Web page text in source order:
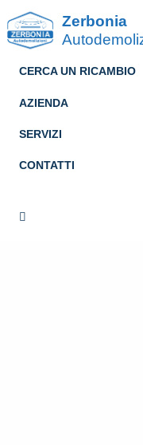
Zerbonia
CERCA UN RICAMBIO
AZIENDA
SERVIZI
CONTATTI